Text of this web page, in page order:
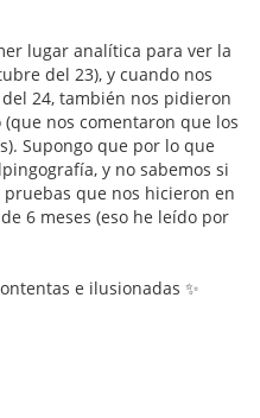
lugar analítica para ver la
del 23), y cuando nos
24, también nos pidieron
nos comentaron que los
Supongo que por lo que
y no sabemos si
que nos hicieron en
6 meses (eso he leído por
e ilusionadas ✨